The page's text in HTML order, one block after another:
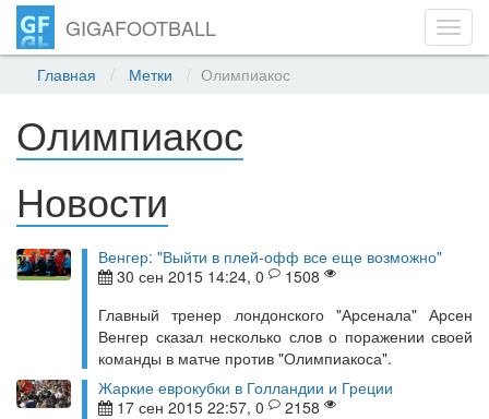
GIGAFOOTBALL
Главная Метки Олимпиакос
Олимпиакос
Новости
Венгер: "Выйти в плей-офф все еще возможно"
30 сен 2015 14:24, 0
1508
Главный тренер лондонского "Арсенала" Арсен
Венгер сказал несколько слов о поражении своей
команды в матче против "Олимпиакоса".
Жаркие еврокубки в Голландии и Греции
17 сен 2015 22:57, 0
2158